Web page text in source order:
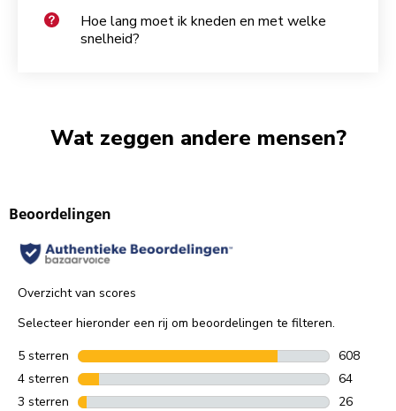
Hoe lang moet ik kneden en met welke
snelheid?
Wat zeggen andere mensen?